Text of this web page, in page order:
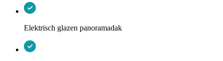
Elektrisch glazen panoramadak